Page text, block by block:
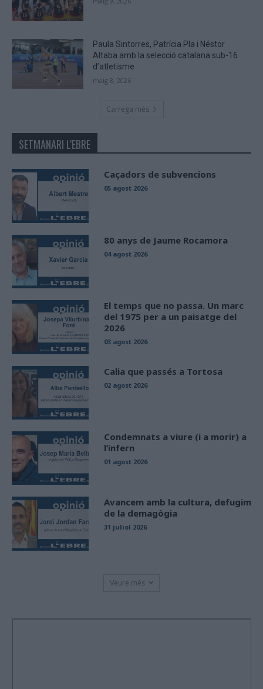
Paula Sintorres, Patrícia Pla i Néstor
Altaba amb la selecció catalana sub-16
d’atletisme
maig 8, 2026
Carrega més
SETMANARI L'EBRE
Caçadors de subvencions
05 agost 2026
80 anys de Jaume Rocamora
04 agost 2026
El temps que no passa. Un marc
del 1975 per a un paisatge del
2026
03 agost 2026
Calia que passés a Tortosa
02 agost 2026
Condemnats a viure (i a morir) a
l’infern
01 agost 2026
Avancem amb la cultura, defugim
de la demagògia
31 juliol 2026
Veure més